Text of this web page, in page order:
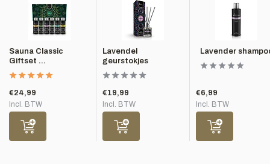
Sauna Classic
Giftset ...
€24,99
Incl. BTW
Lavendel
geurstokjes
€19,99
Incl. BTW
Lavender
€6,99
Incl. BTW